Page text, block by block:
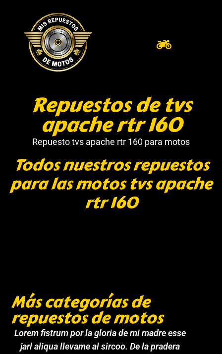
Repuestos de tvs
apache rtr 160
Repuesto tvs apache rtr 160 para motos
Todos nuestros repuestos
para las motos tvs apache
rtr 160
Más categorías de
repuestos de motos
Lorem fistrum por la gloria de mi madre esse
jarl aliqua llevame al sircoo. De la pradera